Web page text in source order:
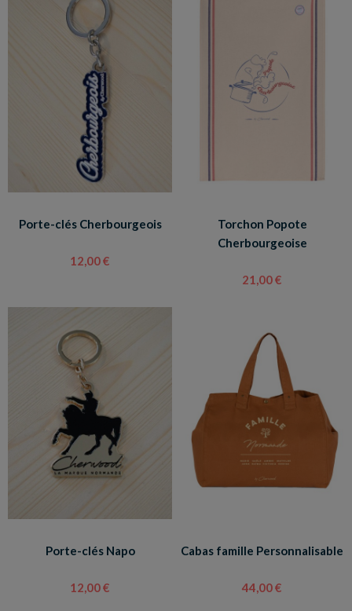
Porte-clés Cherbourgeois
12,00 €
Torchon Popote
Cherbourgeoise
21,00 €
Porte-clés Napo
12,00 €
Cabas famille Personnalisable
44,00 €